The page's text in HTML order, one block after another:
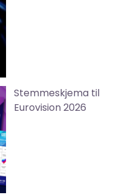
Stemmeskjema til
Eurovision 2026